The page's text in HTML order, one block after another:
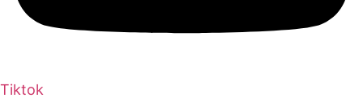
Tiktok